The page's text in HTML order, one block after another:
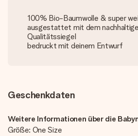
100% Bio-Baumwolle & super
ausgestattet mit dem
Qualitätssiegel
bedruckt mit deinem Entwurf
Geschenkdaten
Weitere Informationen über die
Größe: One Size